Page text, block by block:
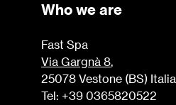
Who we are
Fast Spa
Via Gargnà 8,
25078 Vestone (BS) Italia
Tel: +39 0365820522